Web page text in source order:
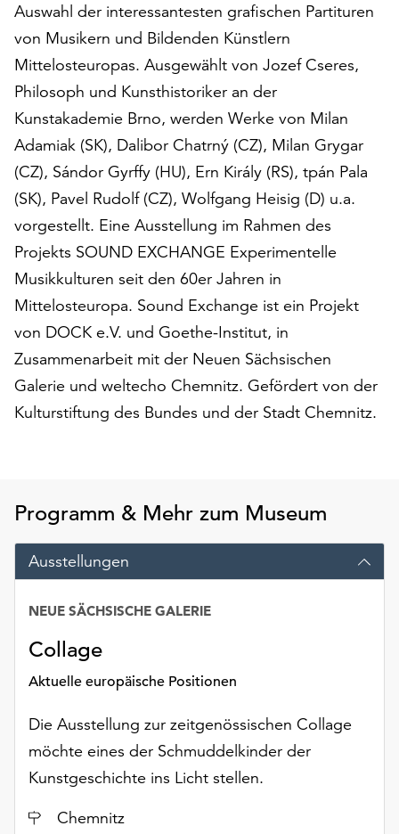
Klicken
Sie
auf
„Alle
akzeptieren“,
um
alle
Cookies
zu
akzeptieren.
können
Ihr
Einverständnis
jederzeit
und
widerrufen.
Dafür
steht
Ihnen
Seite
die
Schaltfläche
„Cookie-
Einstellungen“
zur
Funktionale
werden
ohne
Ihr
Einverständnis
weiterhin
ausgeführt.
Auswahl der interessantesten grafischen Partituren
von Musikern und Bildenden Künstlern
Mittelosteuropas. Ausgewählt von Jozef Cseres,
Philosoph und Kunsthistoriker an der
Kunstakademie Brno, werden Werke von Milan
Adamiak (SK), Dalibor Chatrný (CZ), Milan Grygar
(CZ), Sándor Gyrffy (HU), Ern Király (RS), tpán Pala
(SK), Pavel Rudolf (CZ), Wolfgang Heisig (D) u.a.
vorgestellt. Eine Ausstellung im Rahmen des
Projekts SOUND EXCHANGE Experimentelle
Musikkulturen seit den 60er Jahren in
Mittelosteuropa. Sound Exchange ist ein Projekt
von DOCK e.V. und Goethe-Institut, in
Zusammenarbeit mit der Neuen Sächsischen
Galerie und weltecho Chemnitz. Gefördert von der
Kulturstiftung des Bundes und der Stadt Chemnitz.
Programm & Mehr zum Museum
Ausstellungen
Collage
Aktuelle europäische Positionen
NEUE SÄCHSISCHE GALERIE
Die Ausstellung zur zeitgenössischen Collage
möchte eines der Schmuddelkinder der
Kunstgeschichte ins Licht stellen.
Ort
Chemnitz